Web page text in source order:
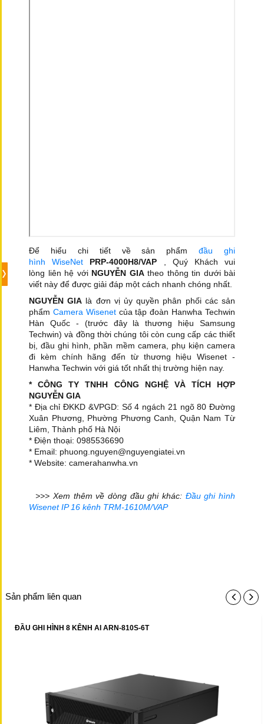
Để hiểu chi tiết về sản phẩmđầu ghi
hình WiseNet
PRP-4000H8/VAP , Quý Khách vui
lòng liên hệ với NGUYỄN GIAtheo thông tin dưới bài
viết này để được giải đáp một cách nhanh chóng nhất.
NGUYỄN GIA là đơn vị ủy quyền phân phối các sản
phẩm Camera Wisenet của tập đoàn Hanwha Techwin
Hàn Quốc - (trước đây là thương hiệu Samsung
Techwin) và đồng thời chúng tôi còn cung cấp các thiết
bị, đầu ghi hình, phần mềm camera, phụ kiện camera
đi kèm chính hãng đến từ thương hiệu Wisenet -
Hanwha Techwin với giá tốt nhất thị trường hiện nay.
* CÔNG TY TNHH CÔNG NGHỆ VÀ TÍCH HỢP
NGUYỄN GIA
* Địa chỉ ĐKKD &VPGD: Số 4 ngách 21 ngõ 80 Đường
Xuân Phương, Phường Phương Canh, Quận Nam Từ
Liêm, Thành phố Hà Nội
* Điện thoại: 0985536690
* Email: phuong.nguyen@nguyengiatei.vn
* Website: camerahanwha.vn
>>> Xem thêm về dòng đầu ghi khác: Đầu ghi hình
Wisenet IP 16 kênh TRM-1610M/VAP
Sản phẩm liên quan
ĐẦU GHI HÌNH 8 KÊNH AI ARN-810S-6T